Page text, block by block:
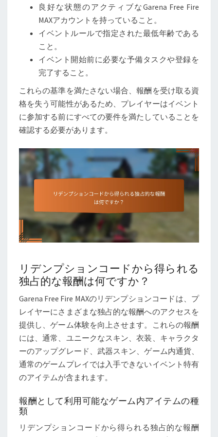
良好な状態のアクティブなGarena Free Fire
MAXアカウントを持っていること。
イベントルールで指定された最低年齢である
こと。
イベント開始前に必要な予備タスクや登録を
完了すること。
これらの基準を満たさない場合、報酬を受け取る資
格を失う可能性があるため、プレイヤーはイベント
に参加する前にすべての要件を満たしていることを
確認する必要があります。
リデンプションコードから得られる
独占的な報酬は何ですか？
Garena Free Fire MAXのリデンプションコードは、プ
レイヤーにさまざまな独占的な報酬へのアクセスを
提供し、ゲーム体験を向上させます。これらの報酬
には、通常、ユニークなスキン、衣装、キャラクタ
ーのアップグレード、武器スキン、ゲーム内通貨、
通常のゲームプレイでは入手できないイベント特有
のアイテムが含まれます。
報酬として利用可能なゲーム内アイテムの種
類
リデンプションコードから得られる独占的な報酬